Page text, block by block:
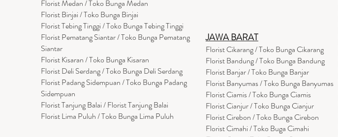
Florist Medan / Toko Bunga Medan
Florist Binjai / Toko Bunga Binjai
Florist Tebing Tinggi / Toko Bunga Tebing Tinggi
Florist Pematang Siantar / Toko Bunga Pematang
Siantar
Florist Kisaran / Toko Bunga Kisaran
Florist Deli Serdang / Toko Bunga Deli Serdang
Florist Padang Sidempuan / Toko Bunga Padang
Sidempuan
Florist Tanjung Balai / Florist Tanjung Balai
Florist Lima Puluh / Toko Bunga Lima Puluh
JAWA BARAT
Florist Cikarang/ Toko Bunga Cikarang
Florist Bandung / Toko Bunga Bandung
Florist Banjar / Toko Bunga Banjar
Florist Banyumas / Toko Bunga Banyumas
Florist Ciamis / Toko Bunga Ciamis
Florist Cianjur / Toko Bunga Cianjur
Florist Cirebon / Toko Bunga Cirebon
Florist Cimahi / Toko Buga Cimahi